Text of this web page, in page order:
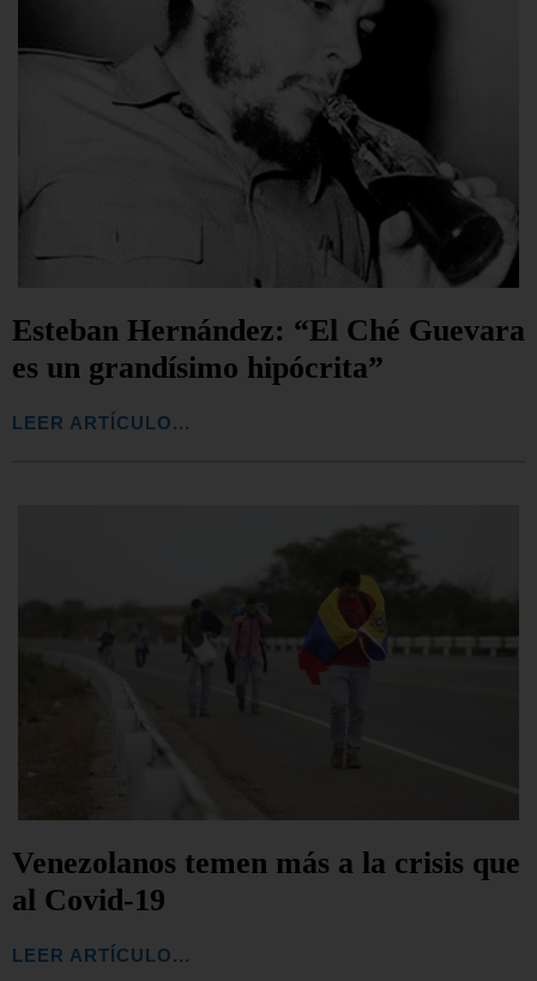
Esteban Hernández: “El Ché Guevara
es un grandísimo hipócrita”
LEER ARTÍCULO...
Venezolanos temen más a la crisis que
al Covid-19
LEER ARTÍCULO...